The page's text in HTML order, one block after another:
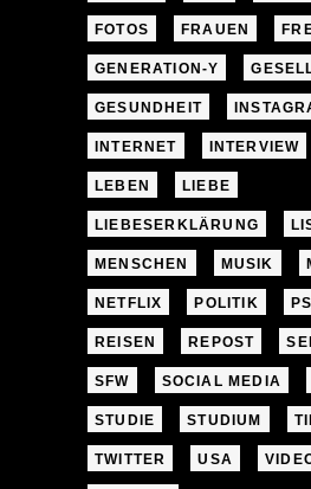
FOTOS FRAUEN
GENERATION-Y
GESUNDHEIT
INTERNET INTERVIEW
LEBEN LIEBE
LIEBESERKLÄRUNG
MENSCHEN MUSIK
NETFLIX POLITIK
REISEN REPOST
SFW SOCIAL MEDIA
STUDIE STUDIUM
TWITTER USA